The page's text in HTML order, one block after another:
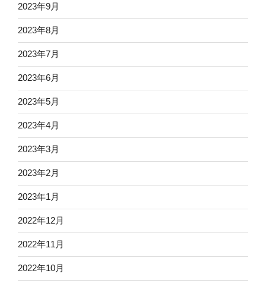
2023年9月
2023年8月
2023年7月
2023年6月
2023年5月
2023年4月
2023年3月
2023年2月
2023年1月
2022年12月
2022年11月
2022年10月